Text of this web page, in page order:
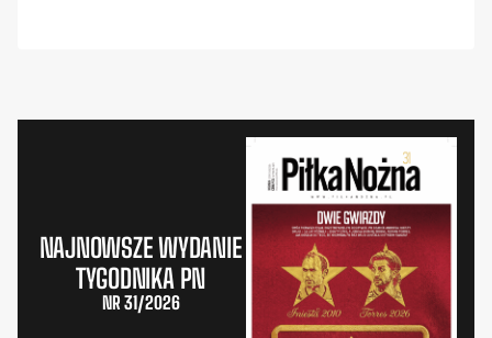
NAJNOWSZE WYDANIE
TYGODNIKA PN
NR 31/2026